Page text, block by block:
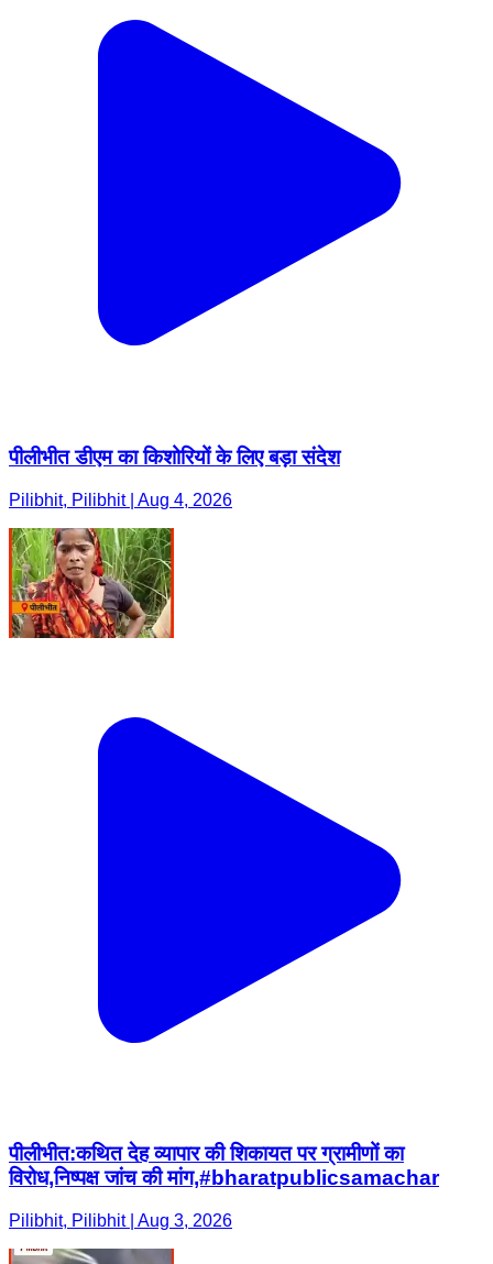
पीलीभीत डीएम का किशोरियों के लिए बड़ा संदेश
Pilibhit, Pilibhit | Aug 4, 2026
पीलीभीत:कथित देह व्यापार की शिकायत पर ग्रामीणों का
विरोध,निष्पक्ष जांच की मांग,#bharatpublicsamachar
Pilibhit, Pilibhit | Aug 3, 2026